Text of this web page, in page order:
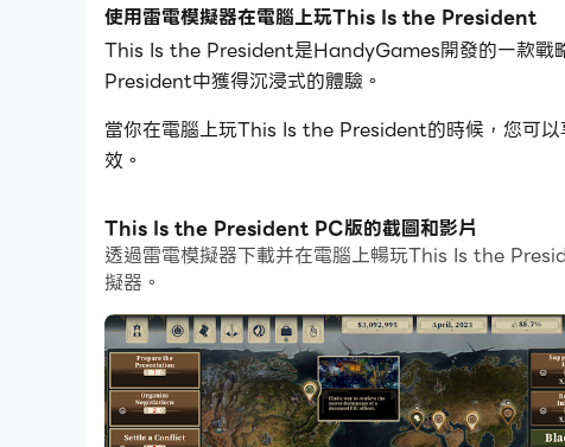
使用雷電模擬器在電腦上玩This Is the President
This Is the President是HandyGames開發的一款戰
President中獲得沉浸式的體驗。
當你在電腦上玩This Is the President的時候，您可
效。
此外，如果你想要一鍵連擊或是遊戲要求重複技能移
如果你想培養多個帳戶，多開和同步也可以幫到你。
🦅 像真正的黑手黨老大一樣統治美國。
This Is the President 是一款劇情導向的經營管理遊
爭取終身豁免權。但這條路充滿陷阱，你需要清理每
This Is the President PC版的截圖和影片
透過雷電模擬器下載并在電腦上暢玩This Is the
擬器。